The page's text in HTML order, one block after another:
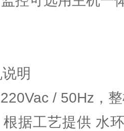
明
/ 50Hz，
据工艺提供 水